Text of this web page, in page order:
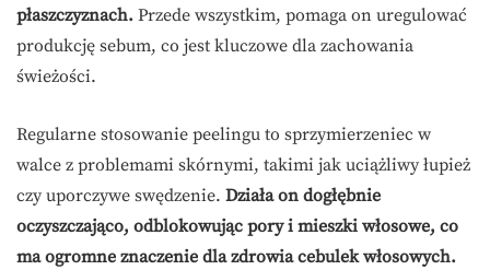
płaszczyznach. Przede wszystkim, pomaga on uregulować
produkcję sebum, co jest kluczowe dla zachowania
świeżości.
Regularne stosowanie peelingu to sprzymierzeniec w
walce z problemami skórnymi, takimi jak uciążliwy łupież
czy uporczywe swędzenie. Działa on dogłębnie
oczyszczająco, odblokowując pory i mieszki włosowe, co
ma ogromne znaczenie dla zdrowia cebulek włosowych.